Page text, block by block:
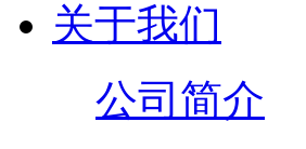
关于我们
公司简介